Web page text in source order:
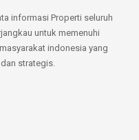
informasi Properti seluruh
untuk memenuhi
indonesia yang
strategis.